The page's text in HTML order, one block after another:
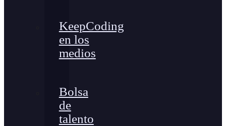
KeepCoding
en los
medios
Bolsa
de
talento